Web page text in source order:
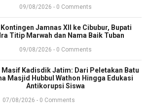
09/08/2026 - 0 Comments
Jamnas XII ke Cibubur, Bupati
Titip Marwah dan Nama Baik Tuban
09/08/2026 - 0 Comments
Masif Kadisdik Jatim: Dari Peletakan Batu
Masjid Hubbul Wathon Hingga Edukasi
Antikorupsi Siswa
07/08/2026 - 0 Comments